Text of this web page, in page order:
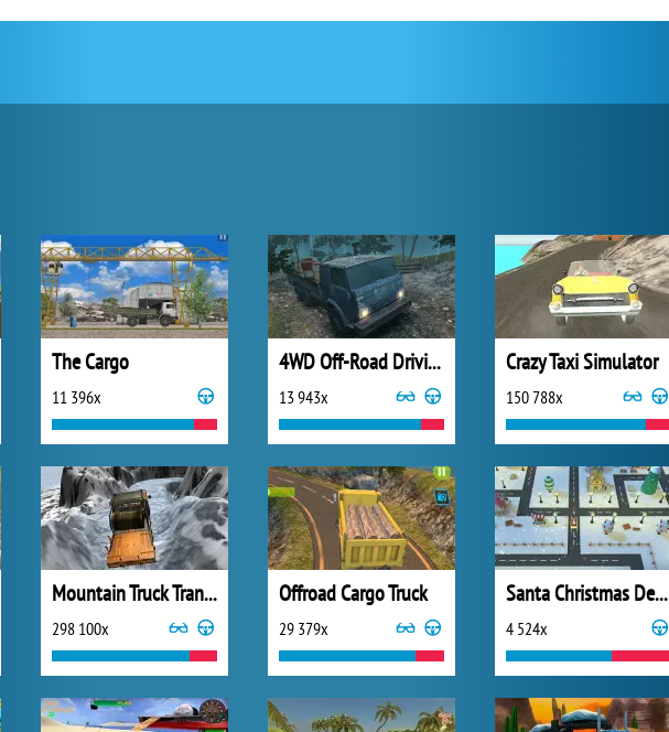
The Cargo
11 396x
4WD Off-Road Driving Sim
13 943x
Crazy Taxi Simulator
150 788x
Mountain Truck Transport
298 100x
Offroad Cargo Truck
29 379x
Santa Christmas Delivery 2019
4 524x